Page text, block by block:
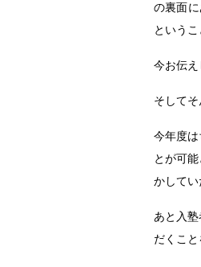
の裏面
というこ
今お伝え
そして
今年度
とが可
かしてい
あと入
だくこ